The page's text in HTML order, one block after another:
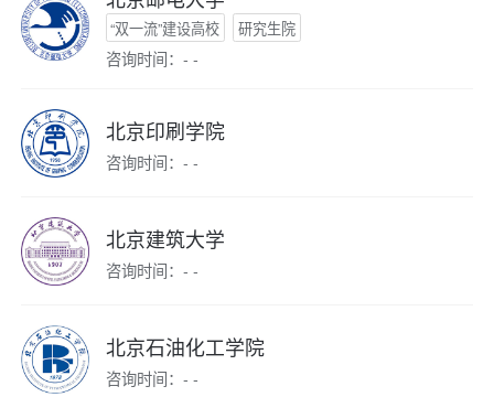
“双一流”建设高校 研究生院
咨询时间：- -
北京印刷学院
咨询时间：- -
北京建筑大学
咨询时间：- -
北京石油化工学院
咨询时间：- -